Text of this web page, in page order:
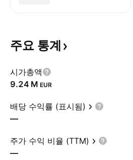
주요 통계
시가총액
‪9.24 M‬ EUR
배당 수익률 (표시됨)
—
주가 수익 비율 (TTM)
—